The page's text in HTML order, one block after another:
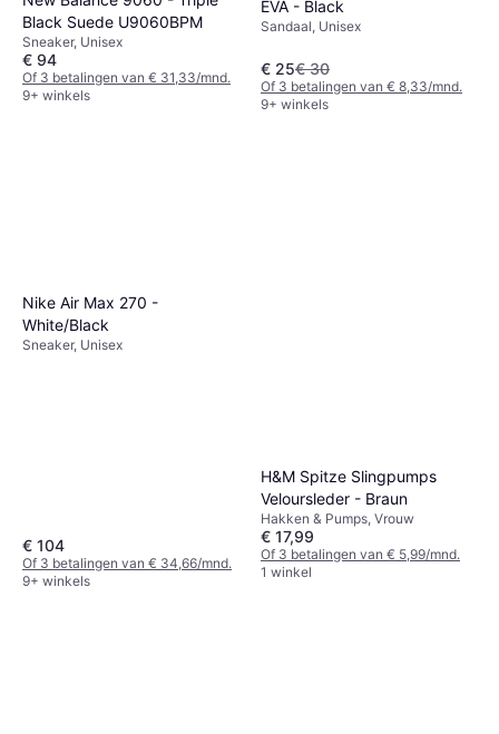
Black Suede U9060BPM
Sneaker, Unisex
€ 94
Of 3 betalingen van € 31,33/mnd.
9+ winkels
EVA - Black
Sandaal, Unisex
€ 25€ 30
Of 3 betalingen van € 8,33/mnd.
9+ winkels
Nike Air Max 270 -
White/Black
Sneaker, Unisex
€ 104
Of 3 betalingen van € 34,66/mnd.
9+ winkels
H&M Spitze Slingpumps
Veloursleder - Braun
Hakken & Pumps, Vrouw
€ 17,99
Of 3 betalingen van € 5,99/mnd.
1 winkel